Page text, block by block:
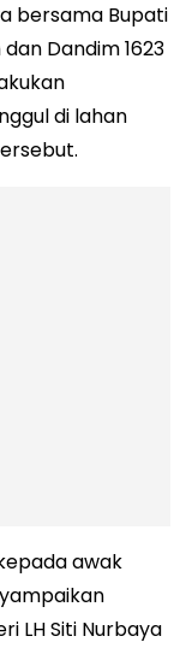
bersama Bupati
Dandim 1623
di lahan
awak
LH Siti Nurbaya